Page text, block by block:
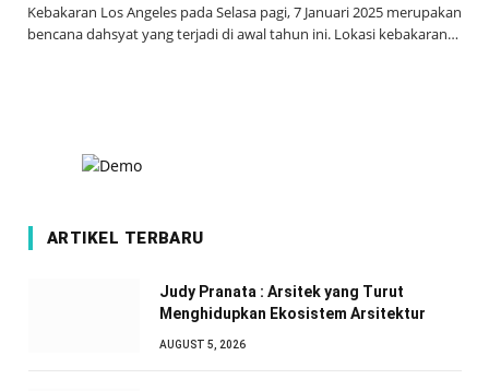
Kebakaran Los Angeles pada Selasa pagi, 7 Januari 2025 merupakan
bencana dahsyat yang terjadi di awal tahun ini. Lokasi kebakaran…
ARTIKEL TERBARU
Judy Pranata : Arsitek yang Turut
Menghidupkan Ekosistem Arsitektur
AUGUST 5, 2026